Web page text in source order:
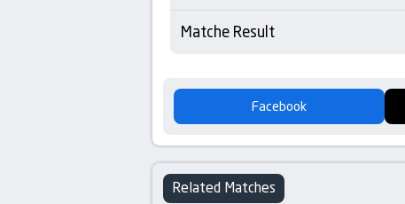
Matche Result
Facebook
Related Matches